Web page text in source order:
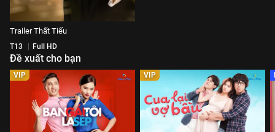
Trailer Thất Tiếu
T13 Full HD
Đề xuất cho bạn
VIP VIP